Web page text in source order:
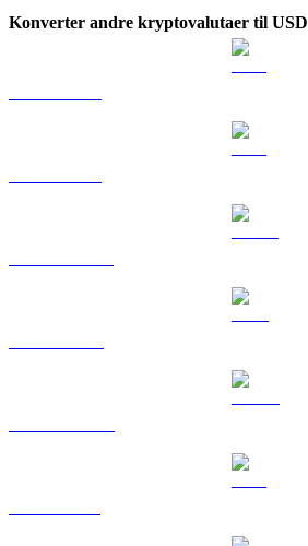
Konverter andre kryptovalutaer til USD